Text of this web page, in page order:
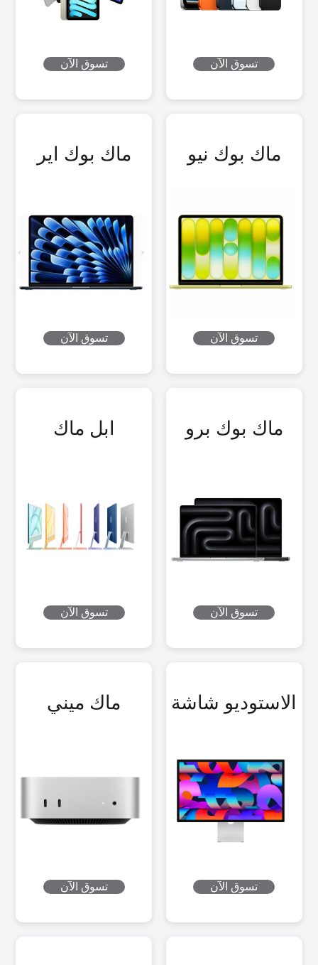
تسوق الآن تسوق الآن
ماك بوك نيو
تسوق الآن
ماك بوك اير
تسوق الآن
ماك بوك برو
تسوق الآن
ابل ماك
تسوق الآن
الاستوديو شاشة
تسوق الآن
ماك ميني
تسوق الآن